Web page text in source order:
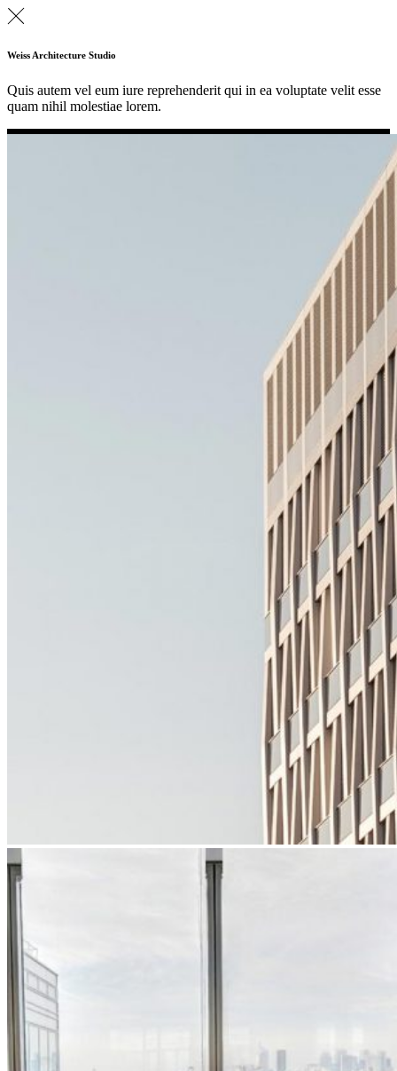
Weiss Architecture Studio
Quis autem vel eum iure reprehenderit qui in ea voluptate velit esse
quam nihil molestiae lorem.